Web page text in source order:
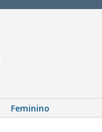
Feminino